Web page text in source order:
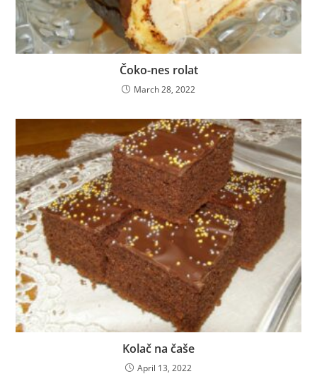
Čoko-nes rolat
March 28, 2022
Kolač na čaše
April 13, 2022